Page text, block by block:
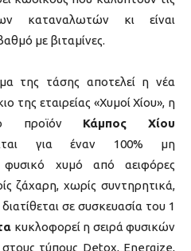
καταναλωτών κι είναι
με βιταμίνες.
της τάσης αποτελεί η νέα
της εταιρείας «Χυμοί Χίου», η
προϊόν Κάμπος Χίου
για έναν 100% μη
φυσικό χυμό από αειφόρες
ζάχαρη, χωρίς συντηρητικά,
σε συσκευασία του 1
κυκλοφορεί η σειρά φυσικών
τύπους Detox, Energize,